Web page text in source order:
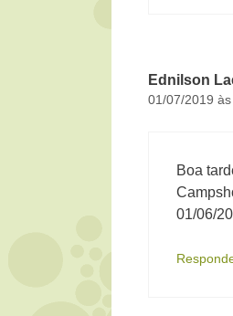
Ednilson
01/07/2019
Boa
01/06/